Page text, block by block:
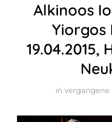
Alkinoos
Yiorgos
19.04.2015,
in